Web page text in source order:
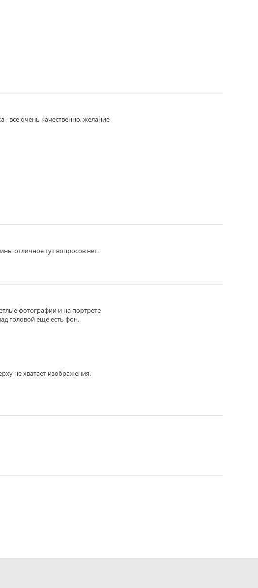
- все очень качественно, желание
отличное тут вопросов нет.
фотографии и на портрете
головой еще есть фон.
не хватает изображения.